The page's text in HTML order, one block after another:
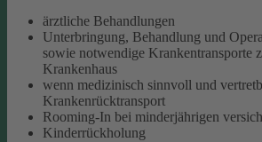
ärztliche Behandlungen
Unterbringung, Behandlung und
sowie notwendige Krankentransporte
Krankenhaus
wenn medizinisch sinnvoll und
Krankenrücktransport
Rooming-In bei minderjährigen
Kinderrückholung